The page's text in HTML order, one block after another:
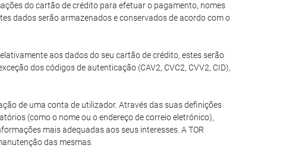
do cartão de crédito para efetuar o pagamento, nomes
dados serão armazenados e conservados de acordo com o
aos dados do seu cartão de crédito, estes serão
dos códigos de autenticação (CAV2, CVC2, CVV2, CID),
de uma conta de utilizador. Através das suas definições
(como o nome ou o endereço de correio eletrónico),
mais adequadas aos seus interesses. A TOR
das mesmas.